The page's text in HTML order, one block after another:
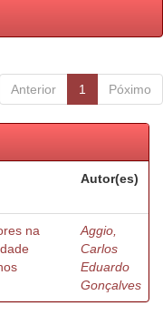
Anterior 1 Póximo
Autor(es)
na
Aggio,
Carlos
Eduardo
Gonçalves